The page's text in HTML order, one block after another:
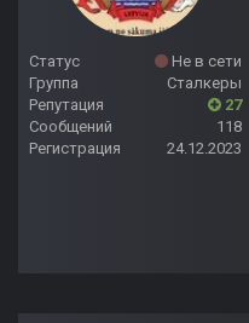
Статус
Не в сети
Группа
Сталкеры
Репутация
27
Сообщений
118
Регистрация
24.12.2023